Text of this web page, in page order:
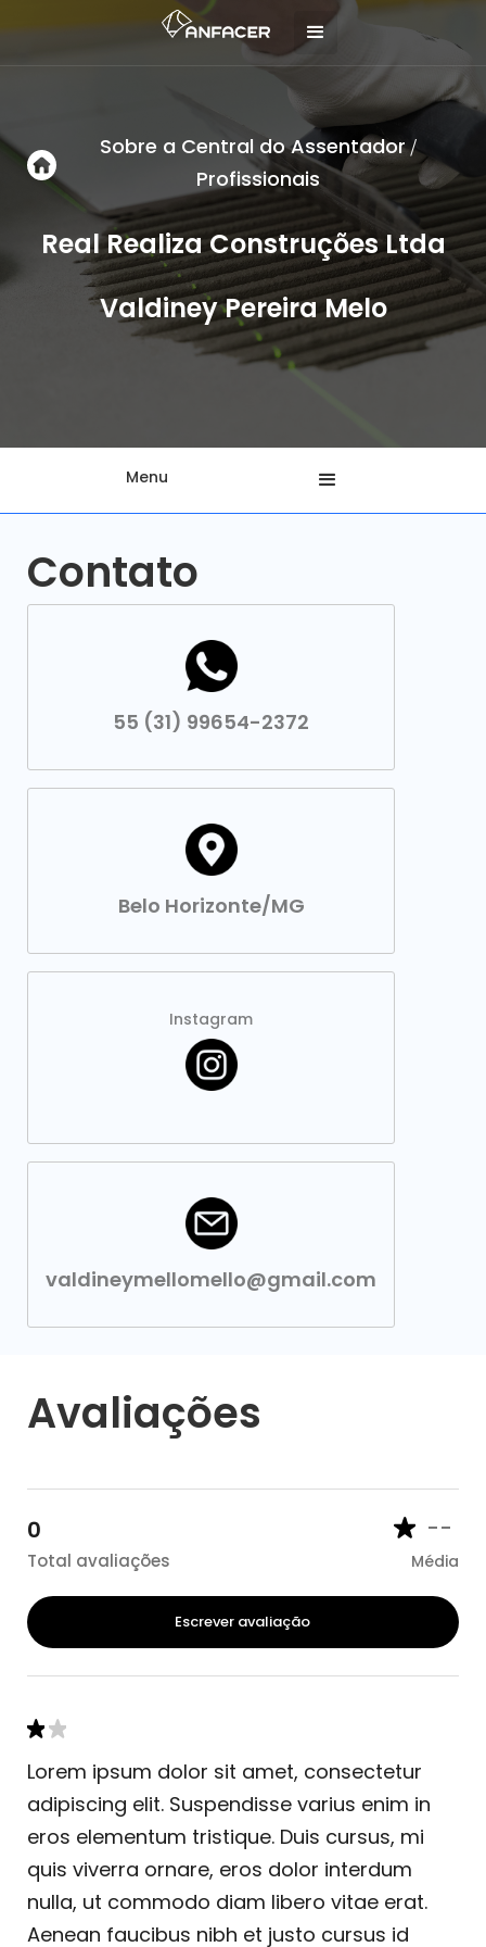
Sobre a Central do Assentador/
Profissionais
Real Realiza Construções Ltda
Valdiney Pereira Melo
Menu
Contato
55 (31) 99654-2372
Belo Horizonte/MG
Instagram
valdineymellomello@gmail.com
Avaliações
0
Total avaliações
--
Média
Escrever avaliação
Lorem ipsum dolor sit amet, consectetur
adipiscing elit. Suspendisse varius enim in
eros elementum tristique. Duis cursus, mi
quis viverra ornare, eros dolor interdum
nulla, ut commodo diam libero vitae erat.
Aenean faucibus nibh et justo cursus id